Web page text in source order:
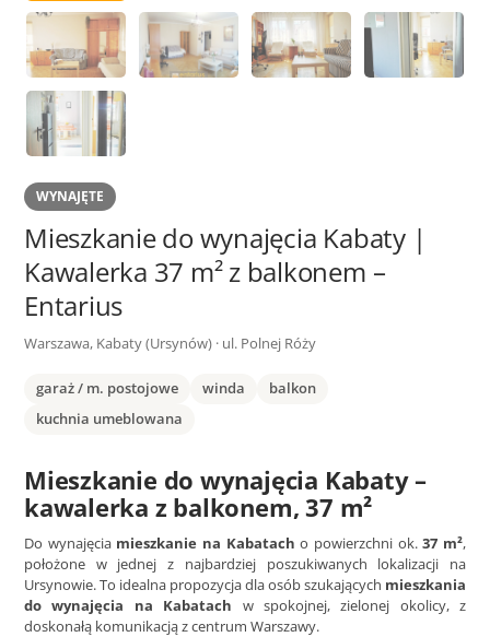
WYNAJĘTE
Mieszkanie do wynajęcia Kabaty |
Kawalerka 37 m² z balkonem –
Entarius
Warszawa, Kabaty (Ursynów) · ul. Polnej Róży
garaż / m. postojowe winda
balkon
kuchnia umeblowana
Mieszkanie do wynajęcia Kabaty –
kawalerka z balkonem, 37 m²
Do wynajęcia mieszkanie na Kabatach o powierzchni ok.37 m²,
położone w jednej z najbardziej poszukiwanych lokalizacji na
Ursynowie. To idealna propozycja dla osób szukających mieszkania
do wynajęcia na Kabatach w spokojnej, zielonej okolicy, z
doskonałą komunikacją z centrum Warszawy.